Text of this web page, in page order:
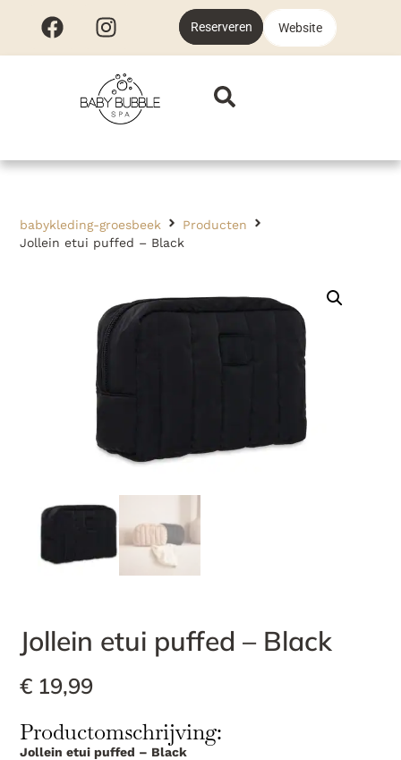
Reserveren Website
babykleding-groesbeek
Producten
Jollein etui puffed – Black
Jollein etui puffed – Black
€ 19,99
Productomschrijving:
Jollein etui puffed – Black